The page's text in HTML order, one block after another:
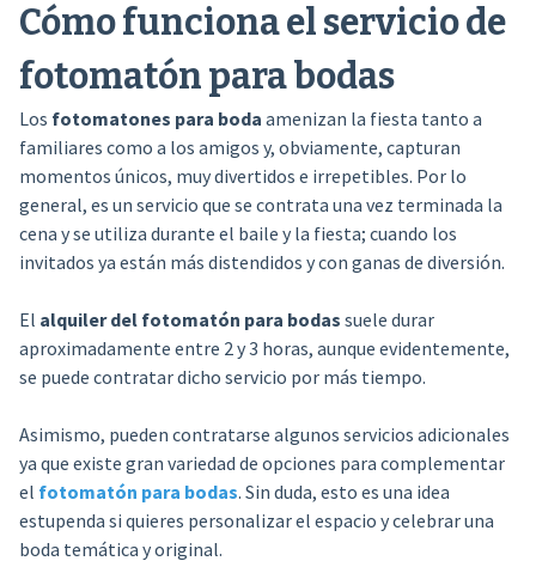
Cómo funciona el servicio de
fotomatón para bodas
Los fotomatones para boda amenizan la fiesta tanto a
familiares como a los amigos y, obviamente, capturan
momentos únicos, muy divertidos e irrepetibles. Por lo
general, es un servicio que se contrata una vez terminada la
cena y se utiliza durante el baile y la fiesta; cuando los
invitados ya están más distendidos y con ganas de diversión.
El alquiler del fotomatón para bodas suele durar
aproximadamente entre 2 y 3 horas, aunque evidentemente,
se puede contratar dicho servicio por más tiempo.
Asimismo, pueden contratarse algunos servicios adicionales
ya que existe gran variedad de opciones para complementar
el fotomatón para bodas. Sin duda, esto es una idea
estupenda si quieres personalizar el espacio y celebrar una
boda temática y original.